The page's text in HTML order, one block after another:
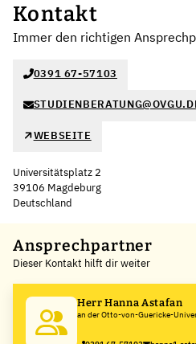
Kontakt
Immer den richtigen
0391 67-57103
WEBSEITE
Universitätsplatz 2
39106 Magdeburg
Deutschland
+
−
Ansprechpartner
Dieser Kontakt hilft dir weiter
Herr Hanna Astafan
an der Otto-von-Guericke-